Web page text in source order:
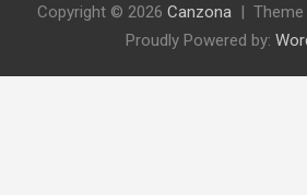
Copyright © 2026 Canzona Theme
Proudly Powered by: